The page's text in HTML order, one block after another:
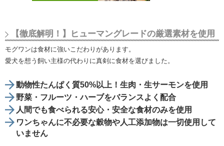
【徹底解明！】ヒューマングレードの厳選素材を使用
モグワンは食材に強いこだわりがあります。
愛犬を想う飼い主様の代わりに真剣に食材を選びました。
動物性たんぱく質50%以上！生肉・生サーモンを使用
野菜・フルーツ・ハーブをバランスよく配合
人間でも食べられる安心・安全な食材のみを使用
ワンちゃんに不必要な穀物や人工添加物は一切使用して
いません